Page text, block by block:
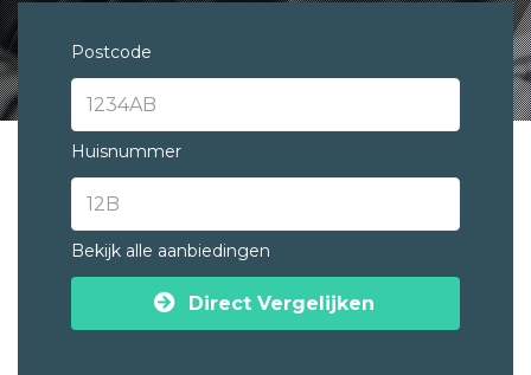
Postcode
Huisnummer
Bekijk alle aanbiedingen
Direct Vergelijken